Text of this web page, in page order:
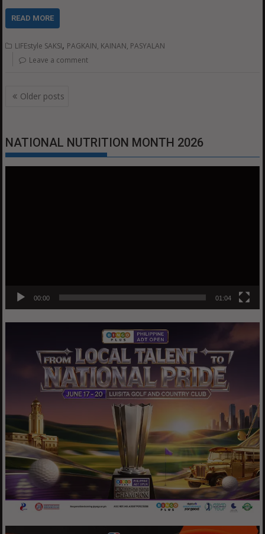
READ MORE
LIFEstyle SAKSI, PAGKAIN, KAINAN, PASYALAN
Leave a comment
Posts
Older posts
NATIONAL NUTRITION MONTH 2026
00:00 01:04